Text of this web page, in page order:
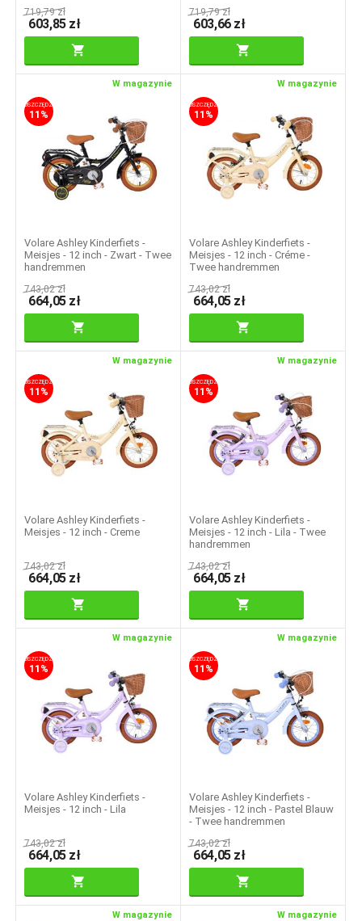
719,79 zł
603,85 zł
719,79 zł
603,66 zł
W magazynie
OSZCZĘDZASZ
11%
Volare Ashley Kinderfiets -
Meisjes - 12 inch - Zwart - Twee
handremmen
743,02 zł
664,05 zł
W magazynie
OSZCZĘDZASZ
11%
Volare Ashley Kinderfiets -
Meisjes - 12 inch - Créme -
Twee handremmen
743,02 zł
664,05 zł
W magazynie
OSZCZĘDZASZ
11%
Volare Ashley Kinderfiets -
Meisjes - 12 inch - Creme
743,02 zł
664,05 zł
W magazynie
OSZCZĘDZASZ
11%
Volare Ashley Kinderfiets -
Meisjes - 12 inch - Lila - Twee
handremmen
743,02 zł
664,05 zł
W magazynie
OSZCZĘDZASZ
11%
Volare Ashley Kinderfiets -
Meisjes - 12 inch - Lila
743,02 zł
664,05 zł
W magazynie
OSZCZĘDZASZ
11%
Volare Ashley Kinderfiets -
Meisjes - 12 inch - Pastel Blauw
- Twee handremmen
743,02 zł
664,05 zł
W magazynie W magazynie